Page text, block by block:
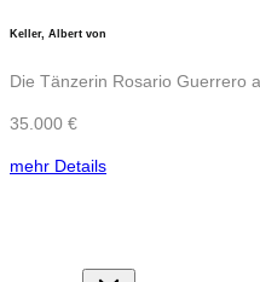
Keller, Albert von
Die Tänzerin Rosario Guerrero
35.000 €
mehr Details